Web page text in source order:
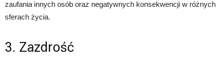
zaufania innych osób oraz negatywnych konsekwencji w różnych
sferach życia.
3. Zazdrość